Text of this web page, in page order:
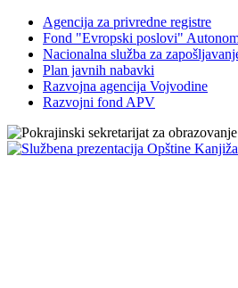
Agencija za privredne registre
Fond "Evropski poslovi"
Nacionalna služba za
Plan javnih nabavki
Razvojna agencija Vojvodine
Razvojni fond APV